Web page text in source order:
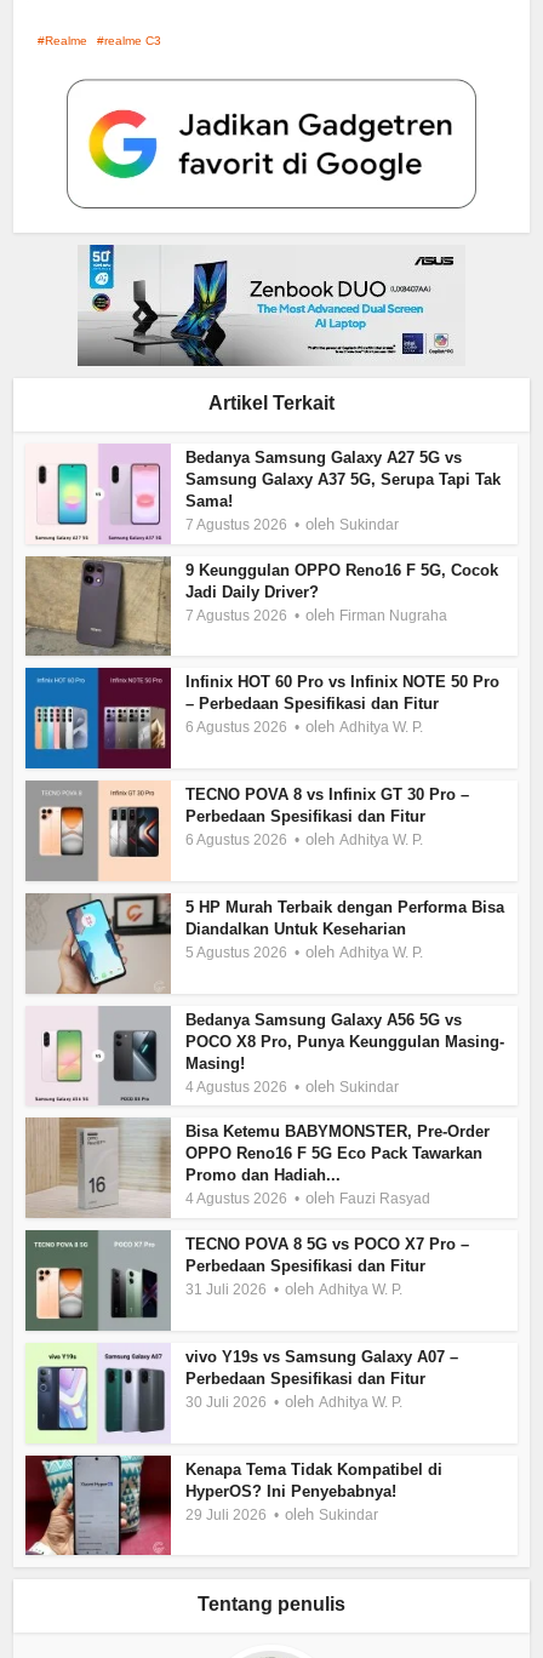
Realme realme C3
Artikel Terkait
Bedanya Samsung Galaxy A27 5G vs
Samsung Galaxy A37 5G, Serupa Tapi Tak
Sama!
7 Agustus 2026 oleh Sukindar
9 Keunggulan OPPO Reno16 F 5G, Cocok
Jadi Daily Driver?
7 Agustus 2026 oleh Firman Nugraha
Infinix HOT 60 Pro vs Infinix NOTE 50 Pro
– Perbedaan Spesifikasi dan Fitur
6 Agustus 2026 olehAdhitya W. P.
TECNO POVA 8 vs Infinix GT 30 Pro –
Perbedaan Spesifikasi dan Fitur
6 Agustus 2026 olehAdhitya W. P.
5 HP Murah Terbaik dengan Performa Bisa
Diandalkan Untuk Keseharian
5 Agustus 2026 olehAdhitya W. P.
Bedanya Samsung Galaxy A56 5G vs
POCO X8 Pro, Punya Keunggulan Masing-
Masing!
4 Agustus 2026 oleh Sukindar
Bisa Ketemu BABYMONSTER, Pre-Order
OPPO Reno16 F 5G Eco Pack Tawarkan
Promo dan Hadiah...
4 Agustus 2026 oleh Fauzi Rasyad
TECNO POVA 8 5G vs POCO X7 Pro –
Perbedaan Spesifikasi dan Fitur
31 Juli 2026 olehAdhitya W. P.
vivo Y19s vs Samsung Galaxy A07 –
Perbedaan Spesifikasi dan Fitur
30 Juli 2026 olehAdhitya W. P.
Kenapa Tema Tidak Kompatibel di
HyperOS? Ini Penyebabnya!
29 Juli 2026 oleh Sukindar
Tentang penulis